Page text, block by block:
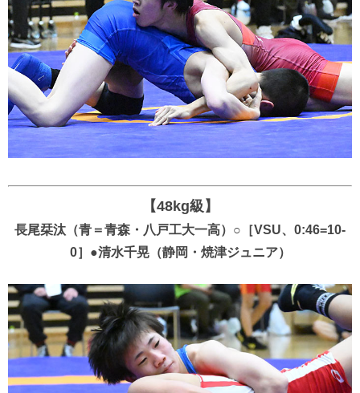
【48kg級】
長尾栞汰（青＝青森・八戸工大一高）○［VSU、0:46=10-
0］●清水千晃（静岡・焼津ジュニア）